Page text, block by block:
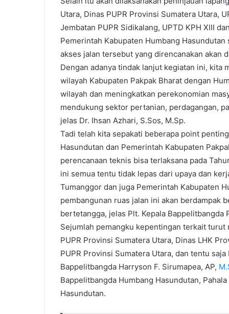
Utara, Dinas PUPR Provinsi Sumatera Utara,
Jembatan PUPR Sidikalang, UPTD KPH XIII
Pemerintah Kabupaten Humbang
akses jalan tersebut yang direncanakan akan
Dengan adanya tindak lanjut kegiatan ini, kita
wilayah Kabupaten Pakpak Bharat dengan
wilayah dan meningkatkan perekonomian
mendukung sektor pertanian, perdagangan,
jelas Dr. Ihsan Azhari, S.Sos, M.Sp.
Tadi telah kita sepakati beberapa point
Hasundutan dan Pemerintah Kabupaten
perencanaan teknis bisa terlaksana pada
ini semua tentu tidak lepas dari upaya dan
Tumanggor dan juga Pemerintah Kabupaten
pembangunan ruas jalan ini akan berdampak
bertetangga, jelas Plt. Kepala Bappelitbangda
Sejumlah pemangku kepentingan terkait
PUPR Provinsi Sumatera Utara, Dinas LHK
PUPR Provinsi Sumatera Utara, dan tentu
Bappelitbangda Harryson F. Sirumapea, AP,
Bappelitbangda Humbang Hasundutan, Pahala
Hasundutan.